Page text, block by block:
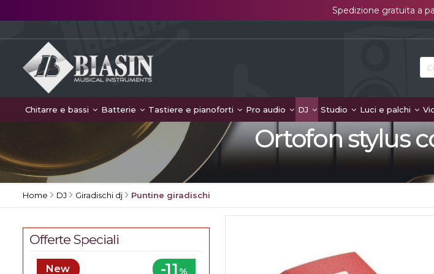
Spedizione gratuita a
Chitarre e bassi Batterie Tastiere e pianoforti Pro audio DJ Studio Luci e palchi
Ortofon stylus
Home DJ Giradischi dj Puntine giradischi
Offerte Speciali
-11 %
New